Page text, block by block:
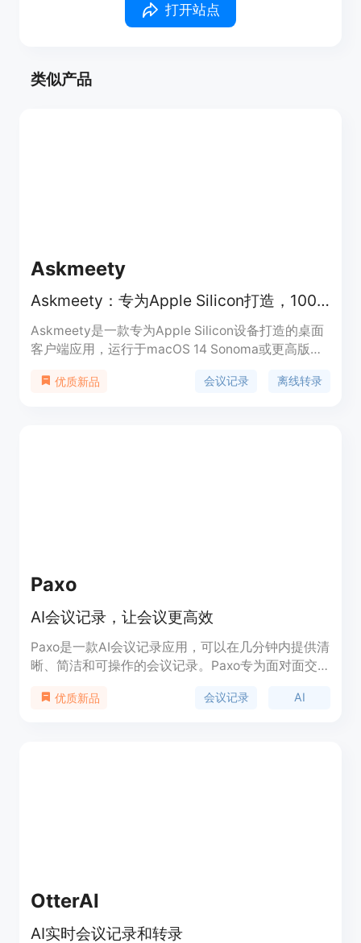
打开站点
类似产品
Askmeety
Askmeety：专为Apple Silicon打造，100%离线会议记录应用
Askmeety是一款专为Apple Silicon设备打造的桌面
客户端应用，运行于macOS 14 Sonoma或更高版本
程完全离线，无需依赖云服务，保障了会议信息的隐
优质新品 会议记录 离线转录
Paxo
AI会议记录，让会议更高效
Paxo是一款AI会议记录应用，可以在几分钟内提供清
晰、简洁和可操作的会议记录。Paxo专为面对面交
任何重要的决策和行动项。它还具备声音识别功能，
优质新品 会议记录 AI
OtterAI
AI实时会议记录和转录